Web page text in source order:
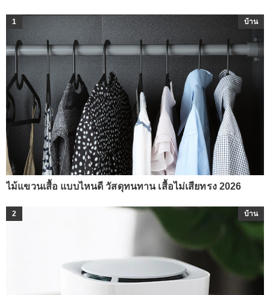
1 บ้าน
ไม้แขวนเสื้อ แบบไหนดี วัสดุทนทาน เสื้อไม่เสียทรง 2026
2 บ้าน